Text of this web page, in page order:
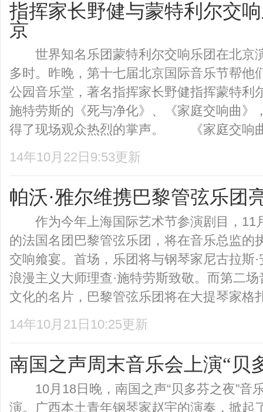
指挥家长野健与蒙特利尔交
京
世界知名乐团蒙特利尔交响乐团在北京
多时。昨晚，第十七届北京国际音乐节帮他
公园音乐堂，著名指挥家长野健指挥蒙特利
施特劳斯的《死与净化》、《家庭交响曲》
得了现场观众热烈的掌声。 《家庭交响
14年10月22日9:53更新
帕沃·雅尔维携巴黎管弦乐团
作为今年上海国际艺术节参演剧目，11
的法国名团巴黎管弦乐团，将在音乐总监的
交响飨宴。首场，乐团将与钢琴家尼古拉斯
浪漫主义大师理查·施特劳斯致敬。而第二
文化的名片，巴黎管弦乐团将在大提琴家格
14年10月21日10:25更新
南国之声周末音乐会上演“贝
10月18日晚，南国之声“贝多芬之夜”音
演。广西本土青年钢琴家赵宇的演奏，掀起